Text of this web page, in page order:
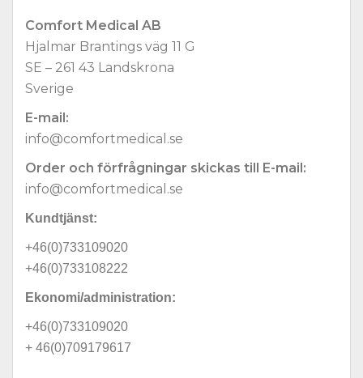
Comfort Medical AB
Hjalmar Brantings väg 11 G
SE – 261 43 Landskrona
Sverige
E-mail:
info@comfortmedical.se
Order och förfrågningar skickas till E-mail:
info@comfortmedical.se
Kundtjänst:
+46(0)733109020
+46(0)733108222
Ekonomi/administration:
+46(0)733109020
+ 46(0)709179617